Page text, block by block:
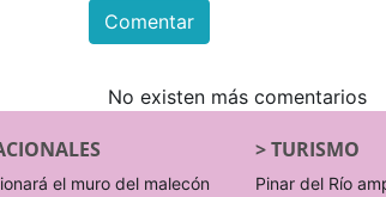
Comentar
No existen más comentarios
el muro del malecón
>TURISMO
Pinar del Río